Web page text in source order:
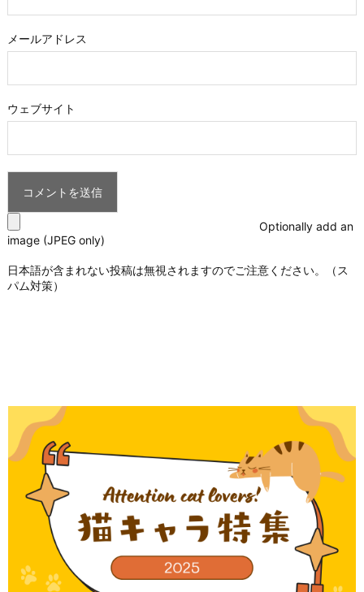
メールアドレス
ウェブサイト
Optionally add an
image (JPEG only)
日本語が含まれない投稿は無視されますのでご注意ください。（ス
パム対策）